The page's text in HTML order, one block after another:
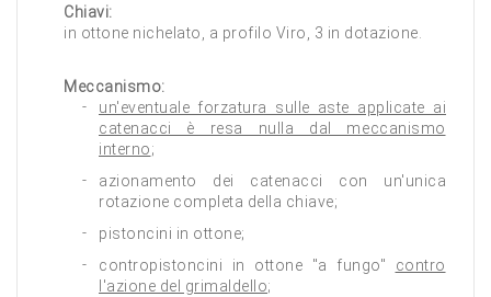
Chiavi:
in ottone nichelato, a profilo Viro, 3 in dotazione.
Meccanismo:
un'eventuale forzatura sulle aste applicate ai
catenacci è resa nulla dal meccanismo
interno;
azionamento dei catenacci con un'unica
rotazione completa della chiave;
pistoncini in ottone;
contropistoncini in ottone "a fungo" contro
l'azione del grimaldello;